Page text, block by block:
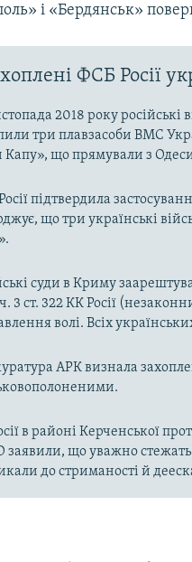
і «Бердянськ»
ФСБ Росії
2018 року російські
три плавзасоби ВМС
Капу», що прямували з
підтвердила
що три українські
суди в Криму
ч. 3 ст. 322 КК Росії
волі. Всіх
АРК визнала
в районі Керченської
що уважно стежать
до стриманості й